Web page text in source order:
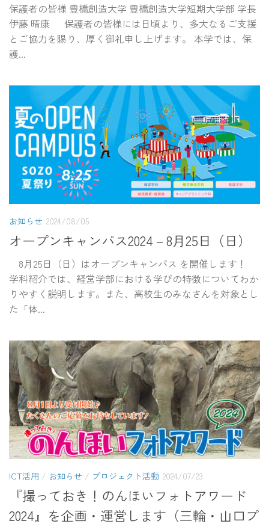
保護者の皆様 豊橋創造大学 豊橋創造大学短期大学部 学長
伊藤 晴康 保護者の皆様には日頃より、多大なるご支援
とご協力を賜り、厚く御礼申し上げます。 本学では、保
護...
お知らせ 2024/08/05
オープンキャンパス2024－8月25日（日）
8月25日（日）はオープンキャンパス を開催します！
学科紹介では、経営学部における学びの特徴についてわか
りやすく説明します。また、高校生のみなさんを対象とし
た「体...
ICT活用 / お知らせ / プロジェクト活動 2024/07/23
『撮っておき！のんほいフォトアワード
2024』を企画・運営します（三輪・山口プ